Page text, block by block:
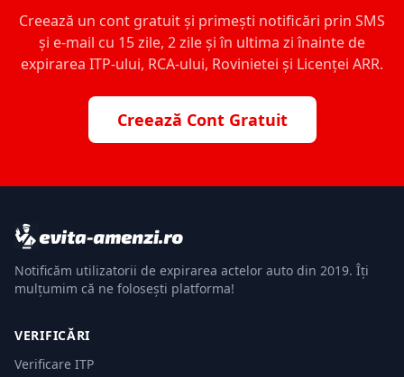
Creează un cont gratuit și primești notificări prin SMS
și e-mail cu 15 zile, 2 zile și în ultima zi înainte de
expirarea ITP-ului, RCA-ului, Rovinietei și Licenței ARR.
Creează Cont Gratuit
Notificăm utilizatorii de expirarea actelor auto din 2019. Îți
mulțumim că ne folosești platforma!
VERIFICĂRI
Verificare ITP